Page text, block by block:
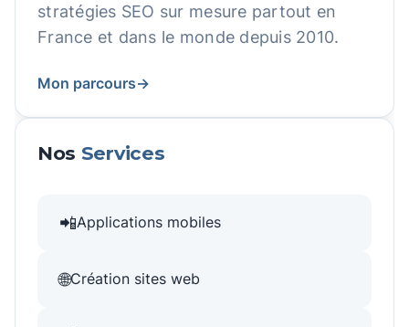
stratégies SEO sur mesure partout en
France et dans le monde depuis 2010.
Mon parcours→
Nos Services
📲Applications mobiles
🌐Création sites web